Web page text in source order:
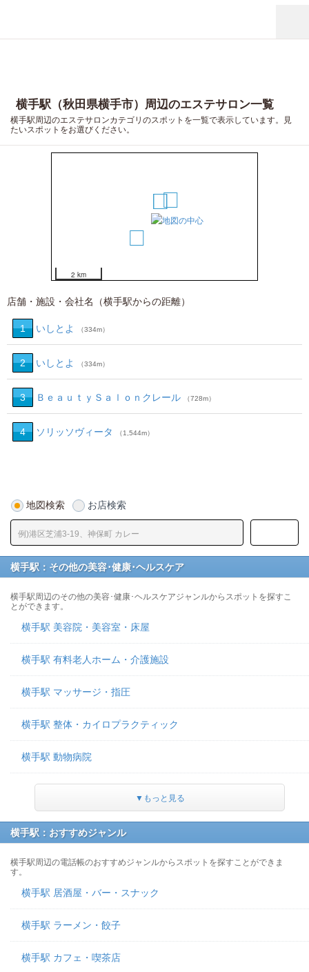
横手駅（秋田県横手市）周辺のエステサロン一覧
横手駅周辺のエステサロンカテゴリのスポットを一覧で表示しています。見
たいスポットをお選びください。
2 km
店舗・施設・会社名（横手駅からの距離）
1 いしとよ （334m）
2 いしとよ （334m）
3 ＢｅａｕｔｙＳａｌｏｎクレール （728m）
4 ソリッソヴィータ （1,544m）
地図検索 お店検索
横手駅：その他の美容･健康･ヘルスケア
横手駅周辺のその他の美容･健康･ヘルスケアジャンルからスポットを探すこ
とができます。
横手駅 美容院・美容室・床屋
横手駅 有料老人ホーム・介護施設
横手駅 マッサージ・指圧
横手駅 整体・カイロプラクティック
横手駅 動物病院
▼もっと見る
横手駅：おすすめジャンル
横手駅周辺の電話帳のおすすめジャンルからスポットを探すことができま
す。
横手駅 居酒屋・バー・スナック
横手駅 ラーメン・餃子
横手駅 カフェ・喫茶店